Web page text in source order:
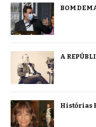
BOM
A
Histórias